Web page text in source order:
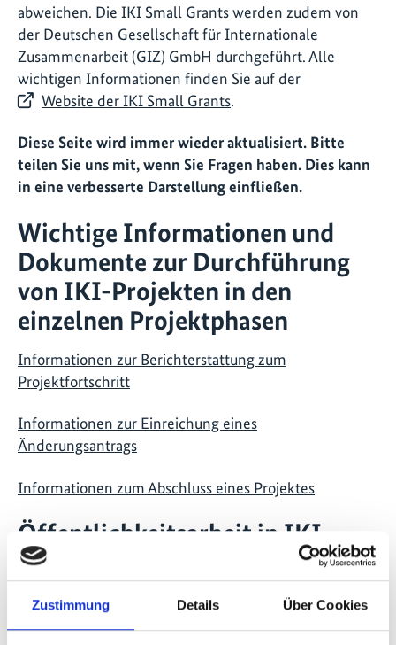
Zustimmung Details Über Cookies
abweichen. Die IKI Small Grants werden zudem von
der Deutschen Gesellschaft für Internationale
Zusammenarbeit (GIZ) GmbH durchgeführt. Alle
wichtigen Informationen finden Sie auf der
Website der IKI Small Grants.
Diese Seite wird immer wieder aktualisiert. Bitte
teilen Sie uns mit, wenn Sie Fragen haben. Dies kann
in eine verbesserte Darstellung einfließen.
Wichtige Informationen und
Dokumente zur Durchführung
von IKI-Projekten in den
einzelnen Projektphasen
Informationen zur Berichterstattung zum
Projektfortschritt
Informationen zur Einreichung eines
Änderungsantrags
Informationen zum Abschluss eines Projektes
Öffentlichkeitsarbeit in IKI-
Projekten
Vorgaben und Leitfäden zur Öffentlichkeitsarbeit